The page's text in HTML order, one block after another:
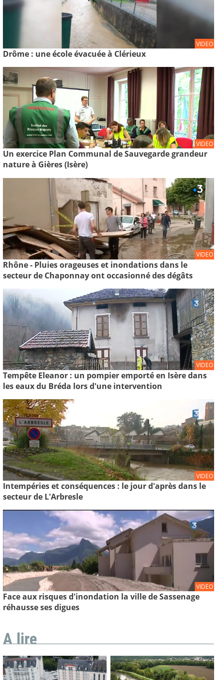
VIDEO
Drôme : une école évacuée à Clérieux
VIDEO
Un exercice Plan Communal de Sauvegarde grandeur
nature à Gières (Isère)
VIDEO
Rhône - Pluies orageuses et inondations dans le
secteur de Chaponnay ont occasionné des dégâts
VIDEO
Tempête Eleanor : un pompier emporté en Isère dans
les eaux du Bréda lors d'une intervention
VIDEO
Intempéries et conséquences : le jour d'après dans le
secteur de L'Arbresle
VIDEO
Face aux risques d'inondation la ville de Sassenage
réhausse ses digues
A lire